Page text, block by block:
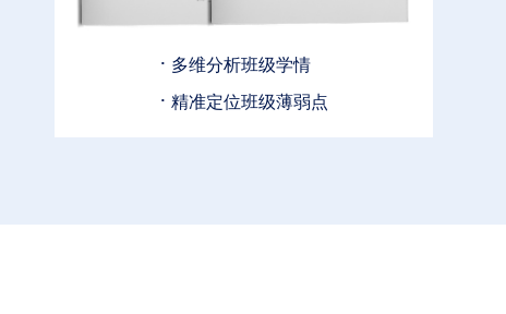
· 多维分析班级学情
· 精准定位班级薄弱点